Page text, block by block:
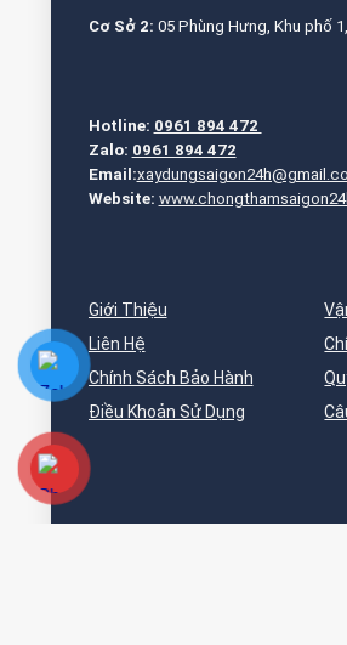
Cơ Sở 2: 05 Phùng Hưng, Khu phố
Hotline: 0961 894 472
Zalo: 0961 894 472
Email:
Website:
Giới Thiệu
Liên Hệ
Chính Sách Bảo Hành
Điều Khoản Sử Dụng